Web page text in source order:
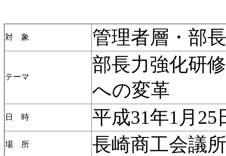
対 象 管理者層・部
テーマ
部長力強化研
への変革
日 時 平成31年1月25
場 所 長崎商工会議